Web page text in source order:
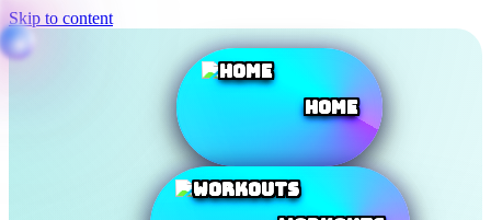
Skip to content
Home